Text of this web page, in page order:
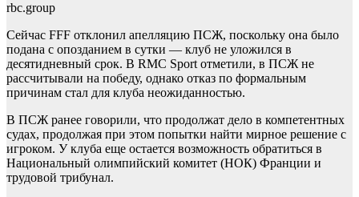
rbc.group
Сейчас FFF отклонил апелляцию ПСЖ, поскольку она было
подана с опозданием в сутки — клуб не уложился в
десятидневный срок. В RMC Sport отметили, в ПСЖ не
рассчитывали на победу, однако отказ по формальным
причинам стал для клуба неожиданностью.
В ПСЖ ранее говорили, что продолжат дело в компетентных
судах, продолжая при этом попытки найти мирное решение с
игроком. У клуба еще остается возможность обратиться в
Национальный олимпийский комитет (НОК) Франции и
трудовой трибунал.